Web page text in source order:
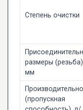
Степень очистки
размеры
мм
(пропускная